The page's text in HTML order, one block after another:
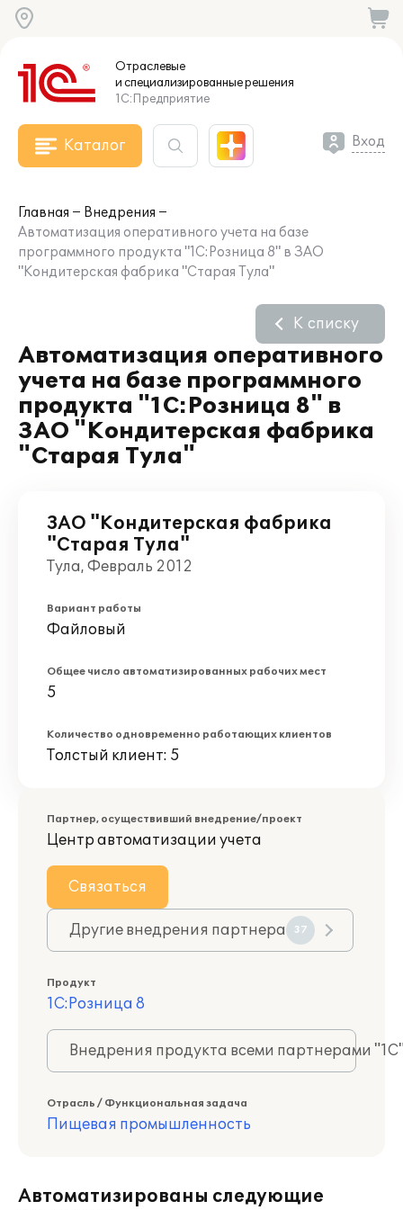
Отраслевые
и специализированныерешения
1С:Предприятие
Каталог Вход
Главная
Внедрения
Автоматизация оперативного учета на базе
программного продукта "1С:Розница 8" в ЗАО
"Кондитерская фабрика "Старая Тула"
Автоматизация оперативного
учета на базе программного
продукта "1С:Розница 8" в
ЗАО "Кондитерская фабрика
"Старая Тула"
К списку
ЗАО "Кондитерская фабрика
"Старая Тула"
Тула, Февраль 2012
Вариант работы
Файловый
Общее число автоматизированных рабочих мест
5
Количество одновременно работающих клиентов
Толстый клиент: 5
Партнер, осуществивший внедрение/проект
Центр автоматизации учета
Связаться
Другие внедрения партнера 37
Продукт
1С:Розница 8
Внедрения продукта всеми партнерами
Отрасль / Функциональная задача
Пищевая промышленность
Автоматизированы следующие